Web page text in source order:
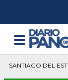
SANTIAGO DEL